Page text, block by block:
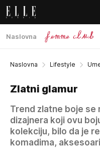
Naslovna
Naslovna Lifestyle
Zlatni glamur
Trend zlatne boje se
dizajnera koji ovu
kolekciju, bilo da je
komadima,